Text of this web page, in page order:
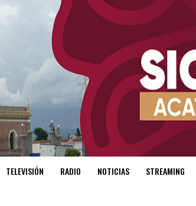
TELEVISIÓN RADIO NOTICIAS STREAMING